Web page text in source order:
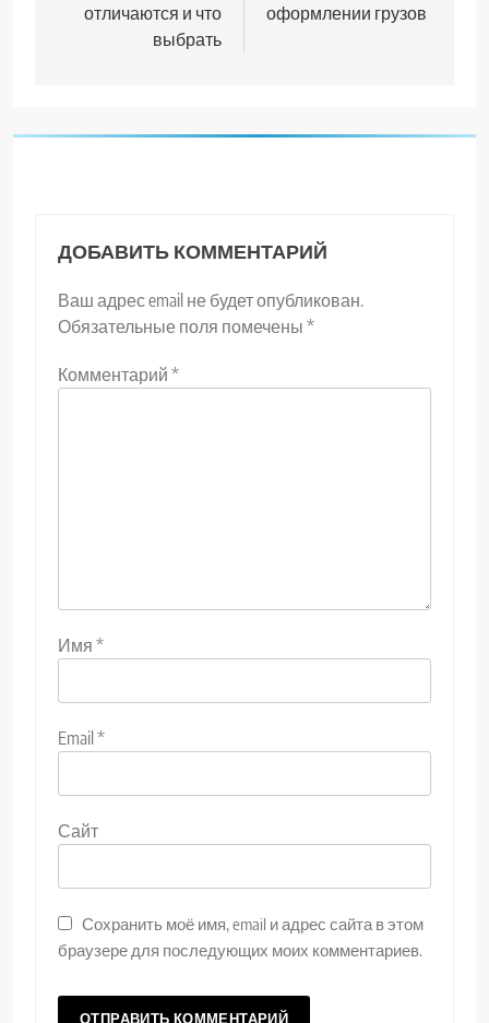
отличаются и что
выбрать
оформлении грузов
ДОБАВИТЬ КОММЕНТАРИЙ
Ваш адрес email не будет опубликован.
Обязательные поля помечены *
Комментарий *
Имя *
Email *
Сайт
Сохранить моё имя, email и адрес сайта в этом
браузере для последующих моих комментариев.